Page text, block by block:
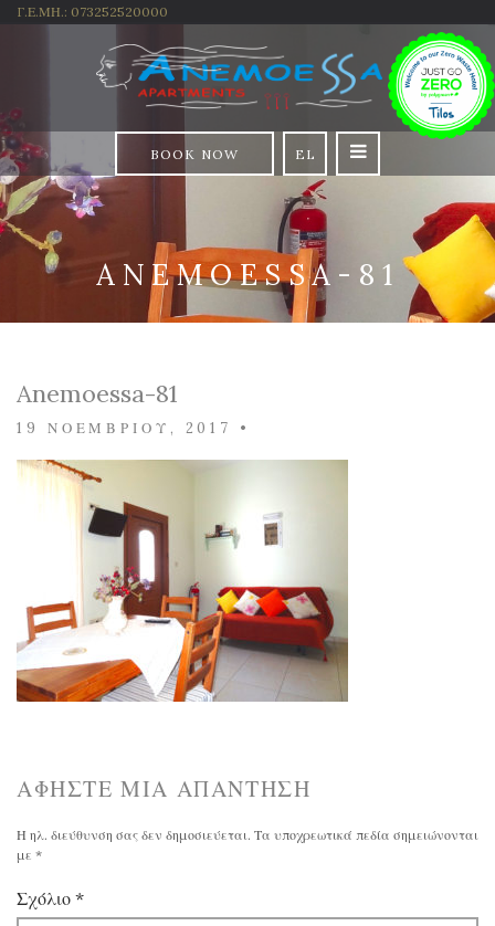
Γ.Ε.ΜΗ.: 073252520000
BOOK NOW EL
ANEMOESSA-81
Anemoessa-81
19 ΝΟΕΜΒΡΊΟΥ, 2017 •
ΑΦΉΣΤΕ ΜΙΑ ΑΠΆΝΤΗΣΗ
Η ηλ. διεύθυνση σας δεν δημοσιεύεται. Τα υποχρεωτικά πεδία σημειώνονται
με *
Σχόλιο *